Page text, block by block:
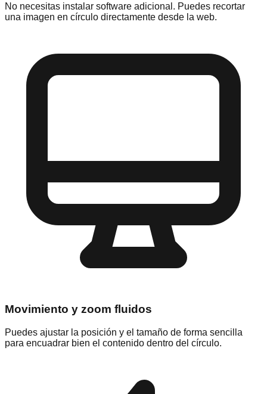
No necesitas instalar software adicional. Puedes recortar
una imagen en círculo directamente desde la web.
Movimiento y zoom fluidos
Puedes ajustar la posición y el tamaño de forma sencilla
para encuadrar bien el contenido dentro del círculo.